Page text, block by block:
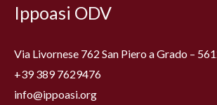
Ippoasi ODV
Via Livornese 762 San Piero a Grado –
+39 389 7629476
info@ippoasi.org